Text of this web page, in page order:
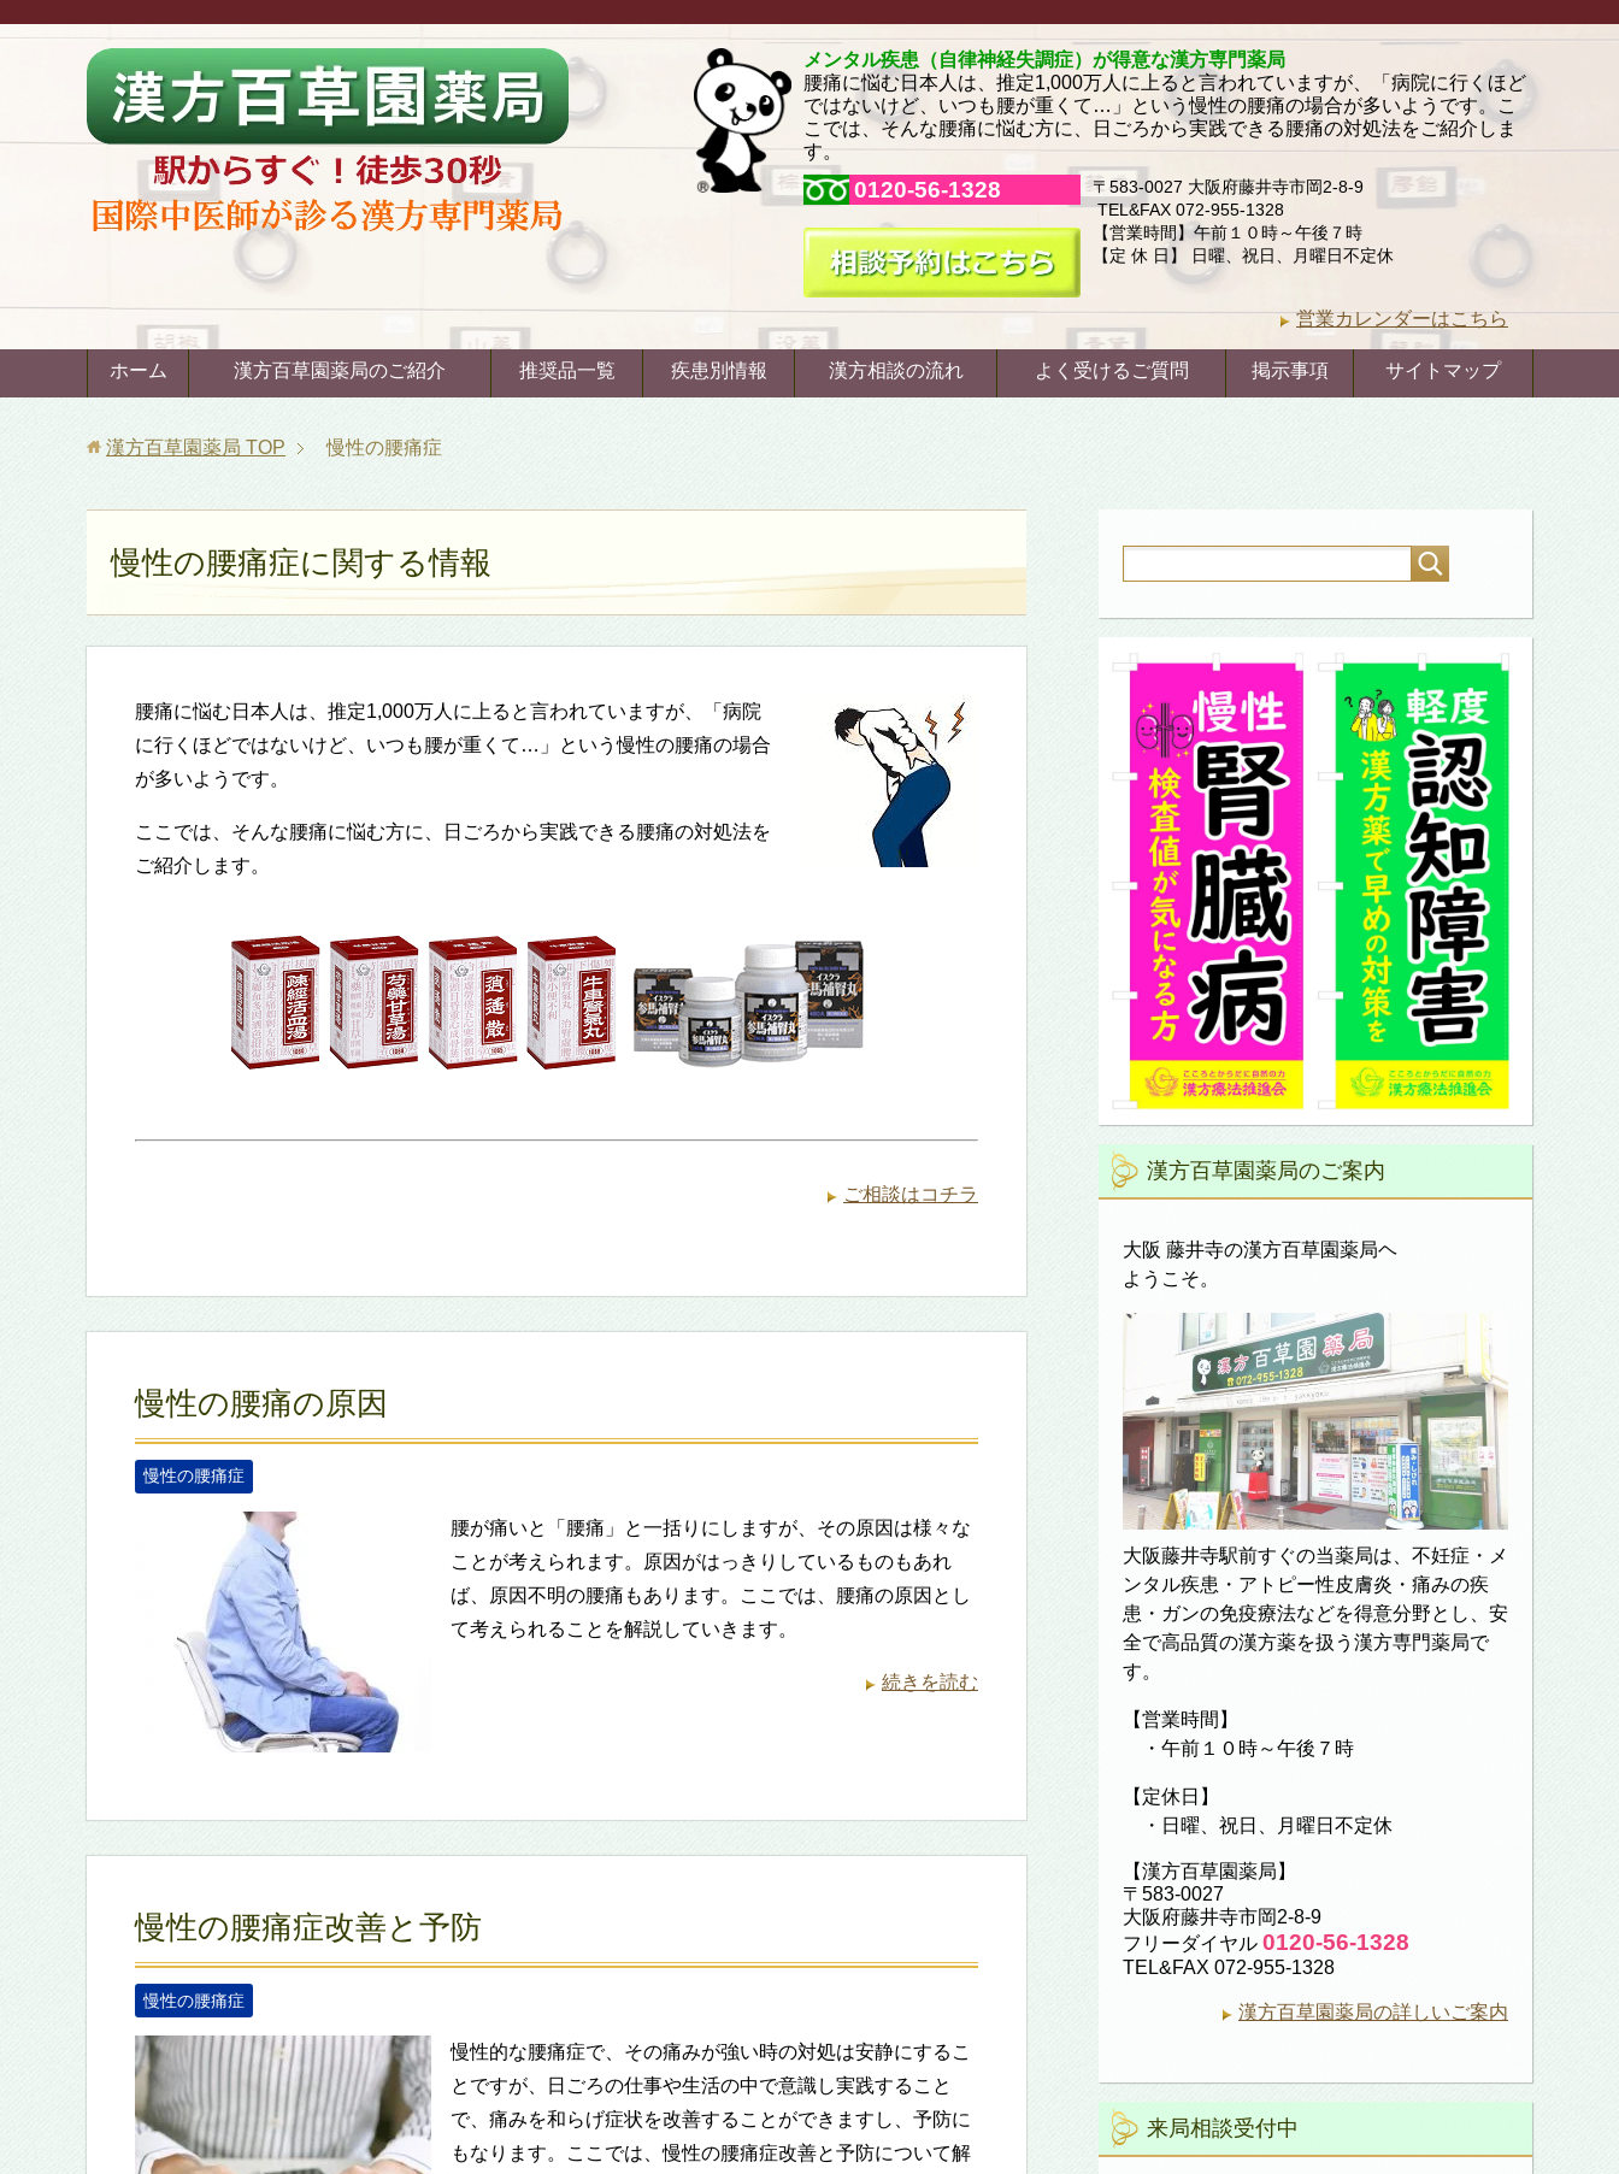
メンタル疾患（自律神経失調症）が得意な漢方専門薬局
腰痛に悩む日本人は、推定1,000万人に上ると言われていますが、「病院に行くほど
ではないけど、いつも腰が重くて…」という慢性の腰痛の場合が多いようです。こ
こでは、そんな腰痛に悩む方に、日ごろから実践できる腰痛の対処法をご紹介しま
す。
0120-56-1328
〒583-0027 大阪府藤井寺市岡2-8-9
TEL&FAX 072-955-1328
【営業時間】午前１０時～午後７時
【定 休 日】 日曜、祝日、月曜日不定休
営業カレンダーはこちら
ホーム 漢方百草園薬局のご紹介 推奨品一覧 疾患別情報 漢方相談の流れ よく受けるご質問 掲示事項 サイトマップ
漢方百草園薬局 TOP 慢性の腰痛症
慢性の腰痛症に関する情報
腰痛に悩む日本人は、推定1,000万人に上ると言われていますが、「病院
に行くほどではないけど、いつも腰が重くて…」という慢性の腰痛の場合
が多いようです。
ここでは、そんな腰痛に悩む方に、日ごろから実践できる腰痛の対処法を
ご紹介します。
ご相談はコチラ
慢性の腰痛の原因
慢性の腰痛症
腰が痛いと「腰痛」と一括りにしますが、その原因は様々な
ことが考えられます。原因がはっきりしているものもあれ
ば、原因不明の腰痛もあります。ここでは、腰痛の原因とし
て考えられることを解説していきます。
続きを読む
慢性の腰痛症改善と予防
慢性の腰痛症
慢性的な腰痛症で、その痛みが強い時の対処は安静にするこ
とですが、日ごろの仕事や生活の中で意識し実践すること
で、痛みを和らげ症状を改善することができますし、予防に
もなります。ここでは、慢性の腰痛症改善と予防について解
漢方百草園薬局のご案内
大阪 藤井寺の漢方百草園薬局ヘ
ようこそ。
大阪藤井寺駅前すぐの当薬局は、不妊症・メ
ンタル疾患・アトピー性皮膚炎・痛みの疾
患・ガンの免疫療法などを得意分野とし、安
全で高品質の漢方薬を扱う漢方専門薬局で
す。
【営業時間】
・午前１０時～午後７時
【定休日】
・日曜、祝日、月曜日不定休
【漢方百草園薬局】
〒583-0027
大阪府藤井寺市岡2-8-9
フリーダイヤル 0120-56-1328
TEL&FAX 072-955-1328
漢方百草園薬局の詳しいご案内
来局相談受付中